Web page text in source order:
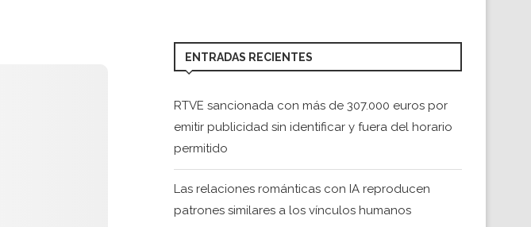
ENTRADAS RECIENTES
RTVE sancionada con más de 307.000 euros por
emitir publicidad sin identificar y fuera del horario
permitido
Las relaciones románticas con IA reproducen
patrones similares a los vínculos humanos